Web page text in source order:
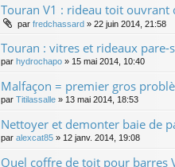
Touran V1 : rideau toit ouvrant
par fredchassard » 22 juin 2014, 21:58
Touran : vitres et rideaux pare-
par hydrochapo » 15 mai 2014, 10:40
Malfaçon = premier gros
par Titilassalle » 13 mai 2014, 18:53
Nettoyer et demonter baie de
par alexcat85 » 12 janv. 2014, 19:08
Quel coffre de toit pour barres